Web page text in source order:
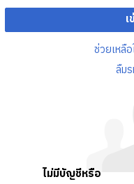
ช่วยเหลื
ลืม
ไม่มีบัญชีหรือ